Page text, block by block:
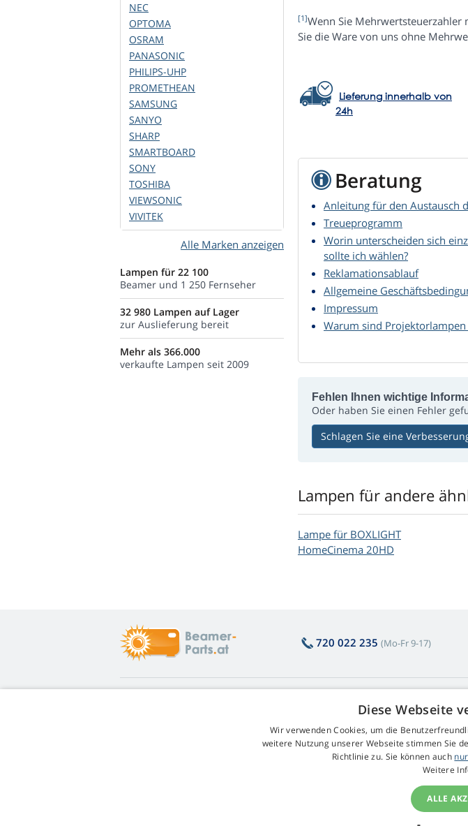
[1]Wenn Sie Mehrwertsteuerzahler
Sie die Ware von uns ohne
Lieferung innerhalb von
24h
Beratung
Anleitung für den Austausch
Treueprogramm
Worin unterscheiden sich
sollte ich wählen?
Reklamationsablauf
Allgemeine
Impressum
Warum sind Projektorlampen
Fehlen Ihnen wichtige
Oder haben Sie einen Fehler
Schlagen Sie eine
Lampen für andere
Lampe für BOXLIGHT
HomeCinema 20HD
NEC
OPTOMA
OSRAM
PANASONIC
PHILIPS-UHP
PROMETHEAN
SAMSUNG
SANYO
SHARP
SMARTBOARD
SONY
TOSHIBA
VIEWSONIC
VIVITEK
Alle Marken anzeigen
Lampen für 22 100
Beamer und 1 250 Fernseher
32 980 Lampen auf Lager
zur Auslieferung bereit
Mehr als 366.000
verkaufte Lampen seit 2009
720 022 235 (Mo-Fr 9-17)
Rückgabe und Reklamation
Unkomplizierte
Warenrücksendung
Diese Webseite
Wir verwenden Cookies, um die
weitere Nutzung unserer Webseite stimmen Sie
Richtlinie zu. Sie können auch
Weitere
ALLE